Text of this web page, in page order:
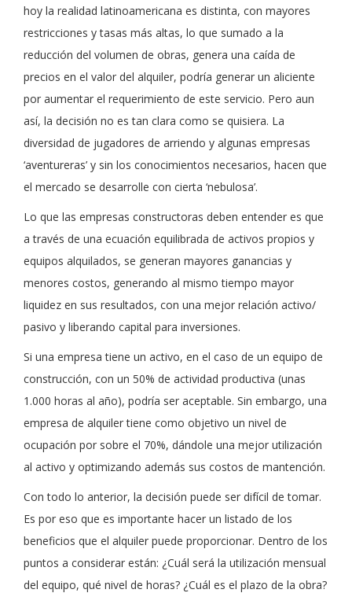
hoy la realidad latinoamericana es distinta, con mayores
restricciones y tasas más altas, lo que sumado a la
reducción del volumen de obras, genera una caída de
precios en el valor del alquiler, podría generar un aliciente
por aumentar el requerimiento de este servicio. Pero aun
así, la decisión no es tan clara como se quisiera. La
diversidad de jugadores de arriendo y algunas empresas
‘aventureras’ y sin los conocimientos necesarios, hacen que
el mercado se desarrolle con cierta ‘nebulosa’.
Lo que las empresas constructoras deben entender es que
a través de una ecuación equilibrada de activos propios y
equipos alquilados, se generan mayores ganancias y
menores costos, generando al mismo tiempo mayor
liquidez en sus resultados, con una mejor relación activo/
pasivo y liberando capital para inversiones.
Si una empresa tiene un activo, en el caso de un equipo de
construcción, con un 50% de actividad productiva (unas
1.000 horas al año), podría ser aceptable. Sin embargo, una
empresa de alquiler tiene como objetivo un nivel de
ocupación por sobre el 70%, dándole una mejor utilización
al activo y optimizando además sus costos de mantención.
Con todo lo anterior, la decisión puede ser difícil de tomar.
Es por eso que es importante hacer un listado de los
beneficios que el alquiler puede proporcionar. Dentro de los
puntos a considerar están: ¿Cuál será la utilización mensual
del equipo, qué nivel de horas? ¿Cuál es el plazo de la obra?